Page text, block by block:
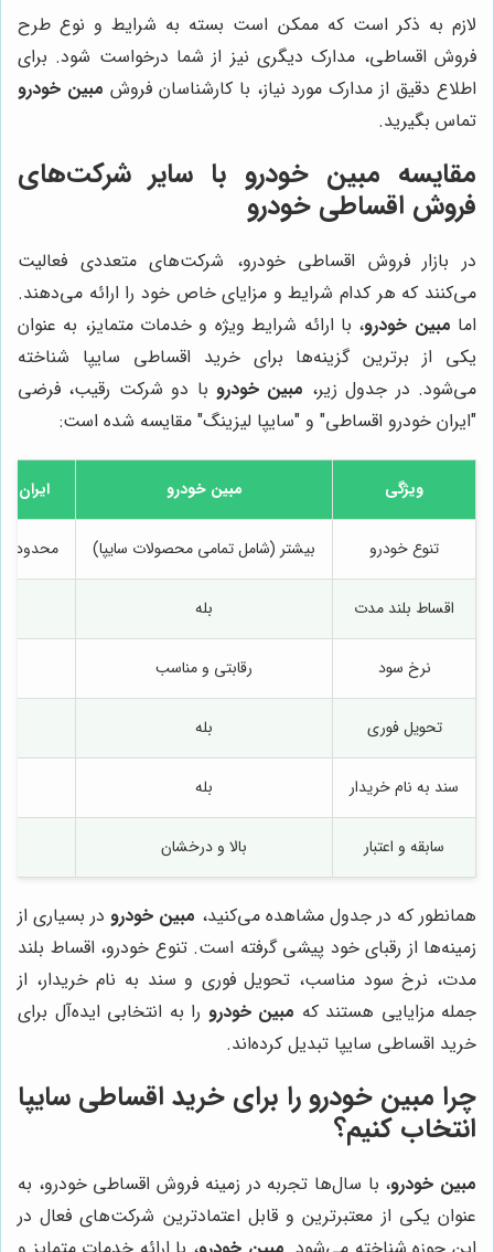
لازم به ذکر است که ممکن است بسته به شرایط و نوع طرح
فروش اقساطی، مدارک دیگری نیز از شما درخواست شود. برای
اطلاع دقیق از مدارک مورد نیاز، با کارشناسان فروش مبین خودرو
تماس بگیرید.
مقایسه مبین خودرو با سایر شرکت‌های
فروش اقساطی خودرو
در بازار فروش اقساطی خودرو، شرکت‌های متعددی فعالیت
می‌کنند که هر کدام شرایط و مزایای خاص خود را ارائه می‌دهند.
اما مبین خودرو، با ارائه شرایط ویژه و خدمات متمایز، به عنوان
یکی از برترین گزینه‌ها برای خرید اقساطی سایپا شناخته
می‌شود. در جدول زیر، مبین خودرو با دو شرکت رقیب، فرضی
"ایران خودرو اقساطی" و "سایپا لیزینگ" مقایسه شده است:
ویژگی مبین خودرو ایران
تنوع خودرو بیشتر (شامل تمامی محصولات سایپا) محدود
اقساط بلند مدت بله
نرخ سود رقابتی و مناسب
تحویل فوری بله
سند به نام خریدار بله
سابقه و اعتبار بالا و درخشان
همانطور که در جدول مشاهده می‌کنید، مبین خودرودر بسیاری از
زمینه‌ها از رقبای خود پیشی گرفته است. تنوع خودرو، اقساط بلند
مدت، نرخ سود مناسب، تحویل فوری و سند به نام خریدار، از
جمله مزایایی هستند که مبین خودرو را به انتخابی ایده‌آل برای
خرید اقساطی سایپا تبدیل کرده‌اند.
چرا مبین خودرو را برای خرید اقساطی سایپا
انتخاب کنیم؟
مبین خودرو، با سال‌ها تجربه در زمینه فروش اقساطی خودرو، به
عنوان یکی از معتبرترین و قابل اعتمادترین شرکت‌های فعال در